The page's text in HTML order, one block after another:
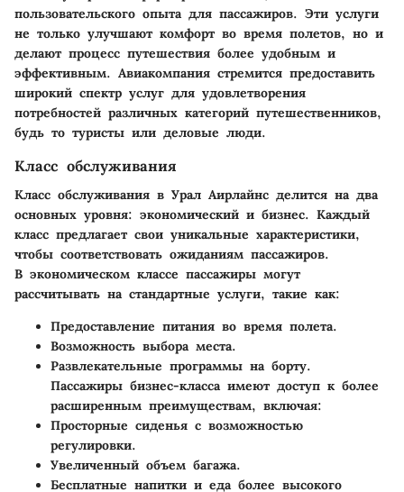
пользовательского опыта для пассажиров. Эти услуги
не только улучшают комфорт во время полетов, но и
делают процесс путешествия более удобным и
эффективным. Авиакомпания стремится предоставить
широкий спектр услуг для удовлетворения
потребностей различных категорий путешественников,
будь то туристы или деловые люди.
Класс обслуживания
Класс обслуживания в Урал Аирлайнс делится на два
основных уровня: экономический и бизнес. Каждый
класс предлагает свои уникальные характеристики,
чтобы соответствовать ожиданиям пассажиров.
В экономическом классе пассажиры могут
рассчитывать на стандартные услуги, такие как:
Предоставление питания во время полета.
Возможность выбора места.
Развлекательные программы на борту.
Пассажиры бизнес-класса имеют доступ к более
расширенным преимуществам, включая:
Просторные сиденья с возможностью
регулировки.
Увеличенный объем багажа.
Бесплатные напитки и еда более высокого